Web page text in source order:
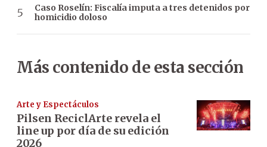
Caso Roselín: Fiscalía imputa a tres detenidos por
homicidio doloso
Más contenido de esta sección
Arte y Espectáculos
Pilsen ReciclArte revela el
line up por día de su edición
2026